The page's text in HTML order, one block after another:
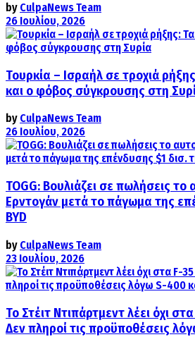
by CulpaNews Team
26 Ιουλίου, 2026
Τουρκία – Ισραήλ σε τροχιά
και ο φόβος σύγκρουσης στη
by CulpaNews Team
26 Ιουλίου, 2026
TOGG: Βουλιάζει σε πωλήσεις το
Ερντογάν μετά το πάγωμα της
BYD
by CulpaNews Team
23 Ιουλίου, 2026
Το Στέιτ Ντιπάρτμεντ λέει όχι
Δεν πληροί τις προϋποθέσεις